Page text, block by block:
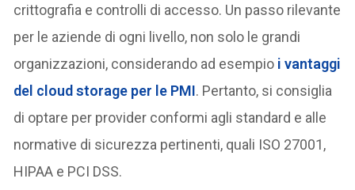
crittografia e controlli di accesso. Un passo rilevante
per le aziende di ogni livello, non solo le grandi
organizzazioni, considerando ad esempio i vantaggi
del cloud storage per le PMI. Pertanto, si consiglia
di optare per provider conformi agli standard e alle
normative di sicurezza pertinenti, quali ISO 27001,
HIPAA e PCI DSS.